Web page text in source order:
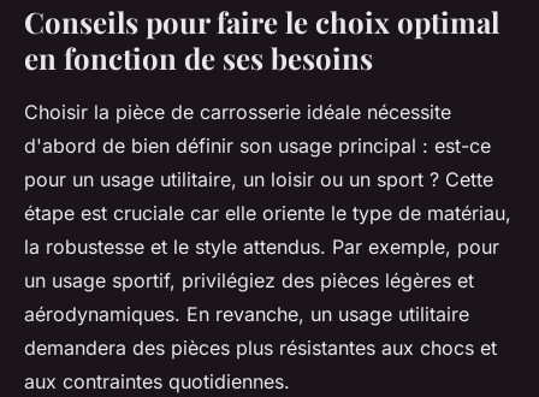
Conseils pour faire le choix optimal
en fonction de ses besoins
Choisir la pièce de carrosserie idéale nécessite
d'abord de bien définir son usage principal : est-ce
pour un usage utilitaire, un loisir ou un sport ? Cette
étape est cruciale car elle oriente le type de matériau,
la robustesse et le style attendus. Par exemple, pour
un usage sportif, privilégiez des pièces légères et
aérodynamiques. En revanche, un usage utilitaire
demandera des pièces plus résistantes aux chocs et
aux contraintes quotidiennes.